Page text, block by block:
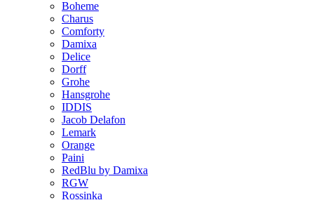
Boheme
Charus
Comforty
Damixa
Delice
Dorff
Grohe
Hansgrohe
IDDIS
Jacob Delafon
Lemark
Orange
Paini
RedBlu by Damixa
RGW
Rossinka